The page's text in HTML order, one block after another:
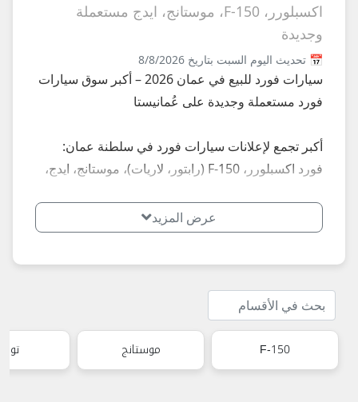
اكسبلورر، F-150، موستانج، ايدج مستعملة
وجديدة
📅 تحديث اليوم السبت بتاريخ 8/8/2026
سيارات فورد للبيع في عمان 2026 – أكبر سوق سيارات
فورد مستعملة وجديدة على عُمانيستا
أكبر تجمع لإعلانات سيارات فورد في سلطنة عمان:
فورد اكسبلورر، F-150 (رابتور، لاريات)، موستانج، ايدج،
جديدة... إعلانات محدثة يومياً في مسقط، صلالة، صحار،
نزوى، بركاء، السيب، بوشر، مطرح، البريمي، الدقم وكل
**أبرز الموديلات الأكثر طلباً في عمان 2026:**
- فورد F-150 ورابتور: بيك أب قوي للصحراء والعمل.
- فورد اكسبلورر: SUV عائلي كبير 7 راكب.
عرض المزيد
F-150 موستانج